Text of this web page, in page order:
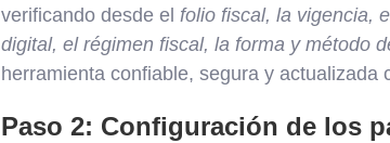
verificando desde el folio fiscal, la vigencia,
digital, el régimen fiscal, la forma y método
herramienta confiable, segura y
Paso 2: Configuración de los